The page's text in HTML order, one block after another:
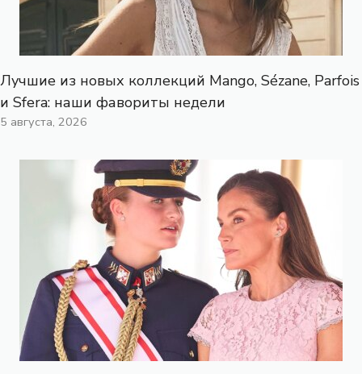
Лучшие из новых коллекций Mango, Sézane, Parfois
и Sfera: наши фавориты недели
5 августа, 2026